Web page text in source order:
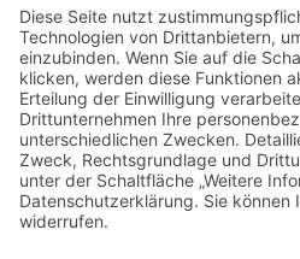
Vom Kern zur Ernte: So
für deinen Erfolg im
Effiziente Wassernutzung
Lagerstrategien wirklich
Trennungen ohne
Vermögen und Ihre Rechte